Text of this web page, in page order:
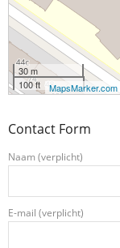
30 m
100 ft
MapsMarker.com
Contact Form
Naam (verplicht)
E-mail (verplicht)